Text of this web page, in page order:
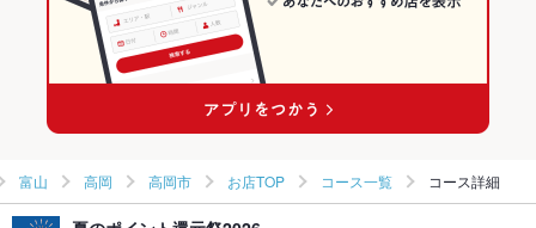
高岡駅駅 × 和食
高岡駅駅 × 和食全般
富山 × 和食全般
富山 高岡 高岡市 お店TOP コース一覧 コース詳細